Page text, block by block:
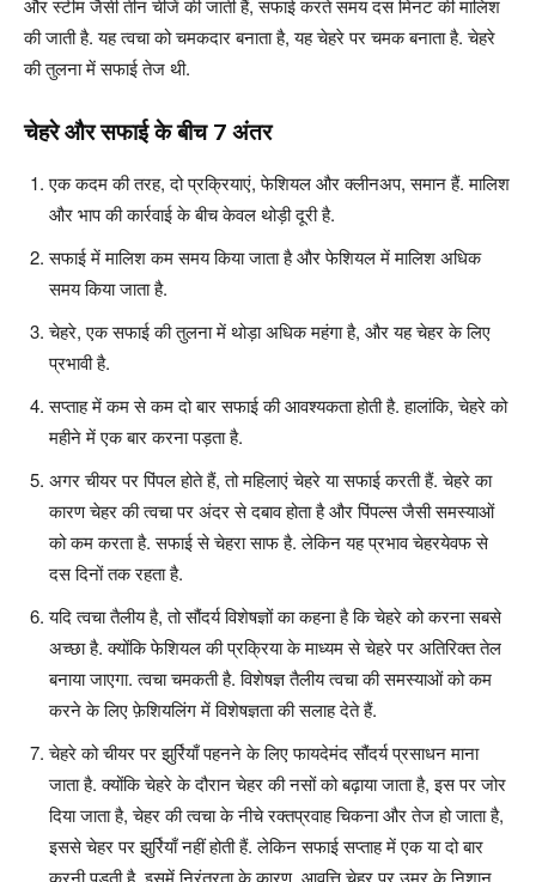
और स्टीम जैसी तीन चीजें की जाती हैं, सफाई करते समय दस मिनट की मालिश
की जाती है. यह त्वचा को चमकदार बनाता है, यह चेहरे पर चमक बनाता है. चेहरे
की तुलना में सफाई तेज थी.
चेहरे और सफाई के बीच 7 अंतर
एक कदम की तरह, दो प्रक्रियाएं, फेशियल और क्लीनअप, समान हैं. मालिश
और भाप की कार्रवाई के बीच केवल थोड़ी दूरी है.
सफाई में मालिश कम समय किया जाता है और फेशियल में मालिश अधिक
समय किया जाता है.
चेहरे, एक सफाई की तुलना में थोड़ा अधिक महंगा है, और यह चेहर के लिए
प्रभावी है.
सप्ताह में कम से कम दो बार सफाई की आवश्यकता होती है. हालांकि, चेहरे को
महीने में एक बार करना पड़ता है.
अगर चीयर पर पिंपल होते हैं, तो महिलाएं चेहरे या सफाई करती हैं. चेहरे का
कारण चेहर की त्वचा पर अंदर से दबाव होता है और पिंपल्स जैसी समस्याओं
को कम करता है. सफाई से चेहरा साफ है. लेकिन यह प्रभाव चेहरयेवफ से
दस दिनों तक रहता है.
यदि त्वचा तैलीय है, तो सौंदर्य विशेषज्ञों का कहना है कि चेहरे को करना सबसे
अच्छा है. क्योंकि फेशियल की प्रक्रिया के माध्यम से चेहरे पर अतिरिक्त तेल
बनाया जाएगा. त्वचा चमकती है. विशेषज्ञ तैलीय त्वचा की समस्याओं को कम
करने के लिए फ़ेशियलिंग में विशेषज्ञता की सलाह देते हैं.
चेहरे को चीयर पर झुर्रियाँ पहनने के लिए फायदेमंद सौंदर्य प्रसाधन माना
जाता है. क्योंकि चेहरे के दौरान चेहर की नसों को बढ़ाया जाता है, इस पर जोर
दिया जाता है, चेहर की त्वचा के नीचे रक्तप्रवाह चिकना और तेज हो जाता है,
इससे चेहर पर झुर्रियाँ नहीं होती हैं. लेकिन सफाई सप्ताह में एक या दो बार